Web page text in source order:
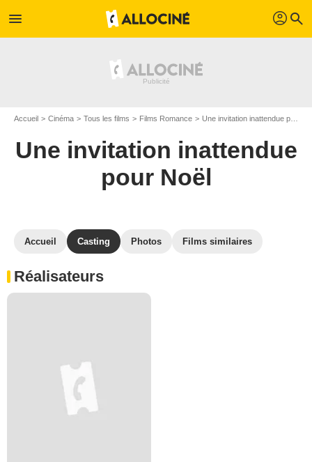
menu profil search
Accueil Cinéma Tous les films Films Romance Une invitation inattendue pour Noël
Une invitation inattendue
pour Noël
Accueil Casting Photos Films similaires
Réalisateurs